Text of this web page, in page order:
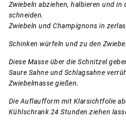
Zwiebeln abziehen, halbieren und in
schneiden.
Zwiebeln und Champignons in
Schinken würfeln und zu den
Diese Masse über die Schnitzel
Saure Sahne und Schlagsahne
Zwiebelmasse gießen.
Die Auflaufform mit Klarsichtfolie
Kühlschrank 24 Stunden ziehen